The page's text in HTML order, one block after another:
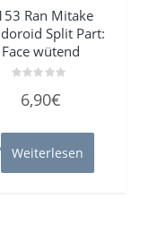
Ran Mitake
Split Part:
Face wütend
mit
5
6,90€
Weiterlesen